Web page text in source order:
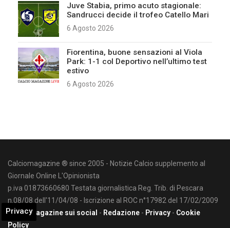
Juve Stabia, primo acuto stagionale:
Sandrucci decide il trofeo Catello Mari
6 Agosto 2026
Fiorentina, buone sensazioni al Viola
Park: 1-1 col Deportivo nell’ultimo test
estivo
6 Agosto 2026
Calciomagazine ® since 2005 - Notizie Calcio supplemento al
Giornale Online L'Opinionista
p.iva 01873660680 Testata giornalistica Reg. Trib. di Pescara
n.08/08 dell'11/04/08 - Iscrizione al ROC n°17982 del 17/02/2009
Calciomagazine sui social - Redazione - Privacy - Cookie
Policy
Privacy